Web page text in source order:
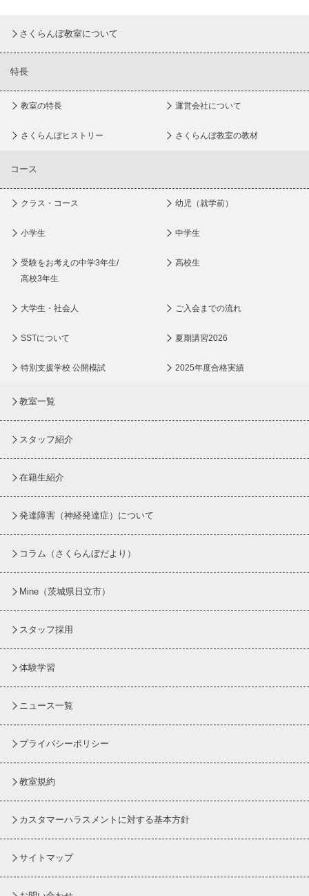
さくらんぼ教室について
特長
教室の特長 運営会社について
さくらんぼヒストリー さくらんぼ教室の教材
コース
クラス・コース 幼児（就学前）
小学生 中学生
受験をお考えの中学3年生/
高校3年生
高校生
大学生・社会人 ご入会までの流れ
SSTについて 夏期講習2026
特別支援学校 公開模試 2025年度合格実績
教室一覧
スタッフ紹介
在籍生紹介
発達障害（神経発達症）について
コラム （さくらんぼだより）
Mine（茨城県日立市）
スタッフ採用
体験学習
ニュース一覧
プライバシーポリシー
教室規約
カスタマーハラスメントに対する基本方針
サイトマップ